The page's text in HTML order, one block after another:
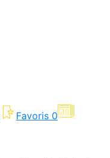
Favoris 0